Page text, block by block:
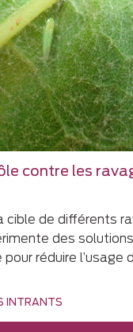
contre les
INTRANTS
cible de différents
des
réduire l’usage